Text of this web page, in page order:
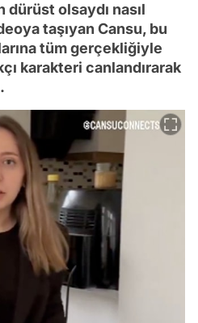
olsaydı nasıl
taşıyan Cansu, bu
tüm gerçekliğiyle
karakteri canlandırarak